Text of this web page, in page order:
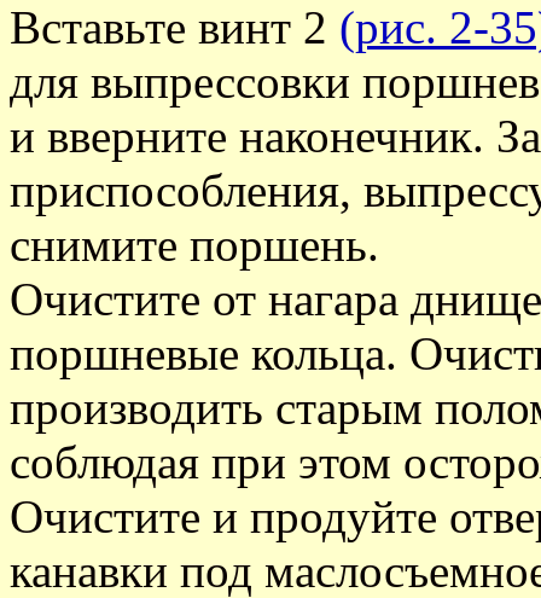
Вставьте винт 2 (рис. 2-
для выпрессовки
и вверните наконечник.
приспособления,
снимите поршень.
Очистите от нагара
поршневые кольца.
производить старым
соблюдая при этом
Очистите и продуйте
канавки под